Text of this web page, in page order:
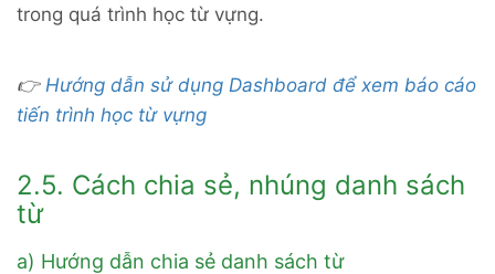
trong quá trình học từ vựng.
👉 Hướng dẫn sử dụng Dashboard để xem báo cáo
tiến trình học từ vựng
2.5. Cách chia sẻ, nhúng danh sách
từ
a) Hướng dẫn chia sẻ danh sách từ